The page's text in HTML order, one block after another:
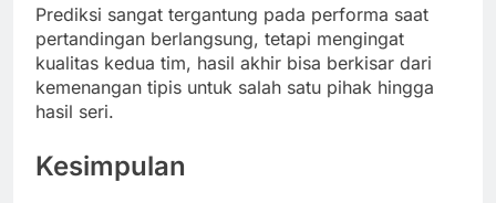
Prediksi sangat tergantung pada performa saat
pertandingan berlangsung, tetapi mengingat
kualitas kedua tim, hasil akhir bisa berkisar dari
kemenangan tipis untuk salah satu pihak hingga
hasil seri.
Kesimpulan